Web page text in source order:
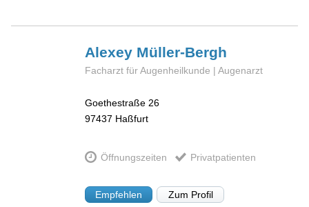
Alexey Müller-Bergh
Facharzt für Augenheilkunde | Augenarzt
Goethestraße 26
97437 Haßfurt
Öffnungszeiten Privatpatienten
Empfehlen Zum Profil